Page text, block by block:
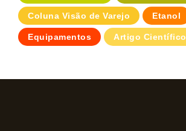
Coluna Visão de Varejo Etanol
Equipamentos Artigo Científico